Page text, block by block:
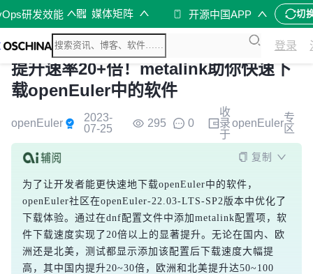
研发效能 媒体矩阵 开源中国APP 切
登录
提升速率20+倍！metalink助你快速下
载openEuler中的软件
openEuler
2023-
07-25
295 0
收
录
于
openEuler专
区
复制
为了让开发者能更快速地下载openEuler中的软件，
openEuler社区在openEuler-22.03-LTS-SP2版本中优化了
下载体验。通过在dnf配置文件中添加metalink配置项，软
件下载速度实现了20倍以上的显著提升。无论在国内、欧
洲还是北美，测试都显示添加该配置后下载速度大幅提
高，其中国内提升20~30倍，欧洲和北美提升达50~100